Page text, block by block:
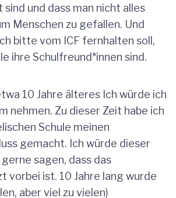
und dass man nicht alles
Menschen zu gefallen. Und
bitte vom ICF fernhalten soll,
ihre Schulfreund*innen sind.
10 Jahre älteres Ich würde ich
nehmen. Zu dieser Zeit habe ich
Schule meinen
gemacht. Ich würde dieser
sagen, dass das
vorbei ist. 10 Jahre lang wurde
aber viel zu vielen)